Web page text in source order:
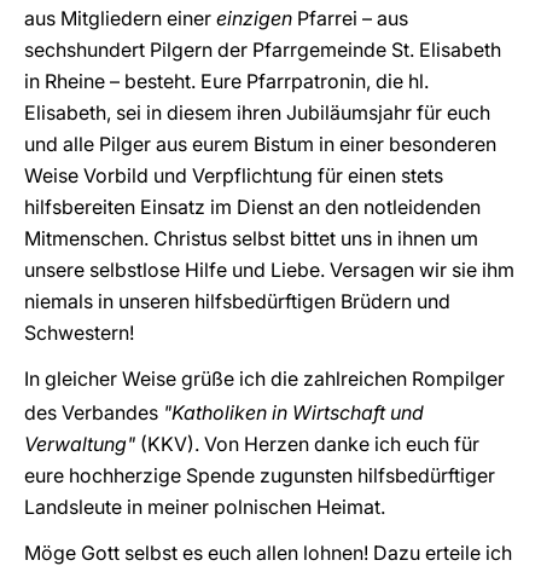
aus Mitgliedern einer einzigen Pfarrei – aus
sechshundert Pilgern der Pfarrgemeinde St. Elisabeth
in Rheine – besteht. Eure Pfarrpatronin, die hl.
Elisabeth, sei in diesem ihren Jubiläumsjahr für euch
und alle Pilger aus eurem Bistum in einer besonderen
Weise Vorbild und Verpflichtung für einen stets
hilfsbereiten Einsatz im Dienst an den notleidenden
Mitmenschen. Christus selbst bittet uns in ihnen um
unsere selbstlose Hilfe und Liebe. Versagen wir sie ihm
niemals in unseren hilfsbedürftigen Brüdern und
Schwestern!
In gleicher Weise grüße ich die zahlreichen Rompilger
des Verbandes "Katholiken in Wirtschaft und
Verwaltung" (KKV). Von Herzen danke ich euch für
eure hochherzige Spende zugunsten hilfsbedürftiger
Landsleute in meiner polnischen Heimat.
Möge Gott selbst es euch allen lohnen! Dazu erteile ich